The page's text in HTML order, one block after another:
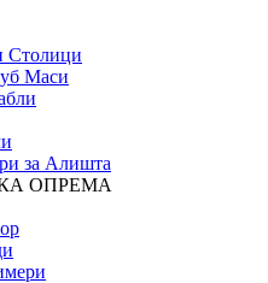
Столици
Маси
за Алишта
ОПРЕМА